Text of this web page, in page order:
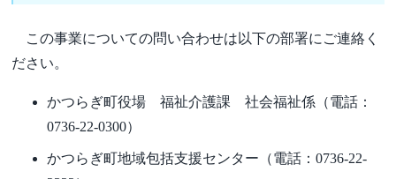
この事業についての問い合わせは以下の部署にご連絡く
ださい。
かつらぎ町役場 福祉介護課 社会福祉係（電話：
0736-22-0300）
かつらぎ町地域包括支援センター（電話：0736-22-